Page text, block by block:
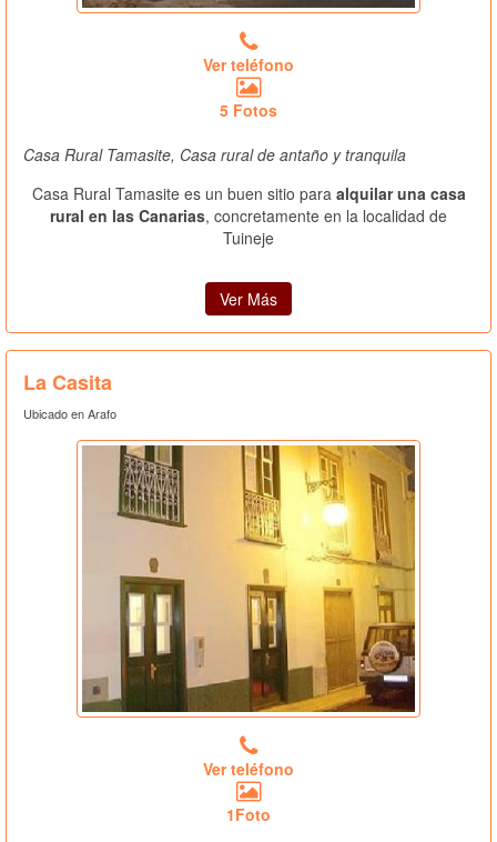
Ver teléfono
5 Fotos
Casa Rural Tamasite, Casa rural de antaño y tranquila
Casa Rural Tamasite es un buen sitio para alquilar una casa
rural en las Canarias, concretamente en la localidad de
Tuineje
Ver Más
La Casita
Ubicado en Arafo
Ver teléfono
1Foto